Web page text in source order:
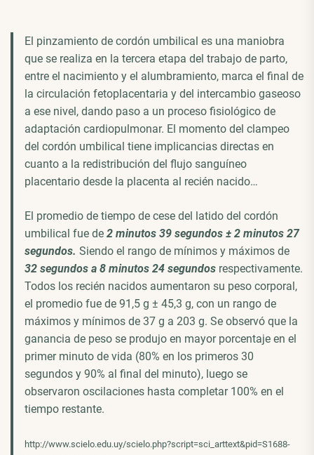
El pinzamiento de cordón umbilical es una maniobra
que se realiza en la tercera etapa del trabajo de parto,
entre el nacimiento y el alumbramiento, marca el final de
la circulación fetoplacentaria y del intercambio gaseoso
a ese nivel, dando paso a un proceso fisiológico de
adaptación cardiopulmonar. El momento del clampeo
del cordón umbilical tiene implicancias directas en
cuanto a la redistribución del flujo sanguíneo
placentario desde la placenta al recién nacido…
El promedio de tiempo de cese del latido del cordón
umbilical fue de 2 minutos 39 segundos ± 2 minutos 27
segundos. Siendo el rango de mínimos y máximos de
32 segundos a 8 minutos 24 segundos respectivamente.
Todos los recién nacidos aumentaron su peso corporal,
el promedio fue de 91,5 g ± 45,3 g, con un rango de
máximos y mínimos de 37 g a 203 g. Se observó que la
ganancia de peso se produjo en mayor porcentaje en el
primer minuto de vida (80% en los primeros 30
segundos y 90% al final del minuto), luego se
observaron oscilaciones hasta completar 100% en el
tiempo restante.
http://www.scielo.edu.uy/scielo.php?script=sci_arttext&pid=S1688-